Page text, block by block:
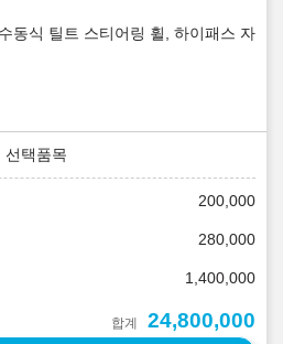
동식 틸트 스티어링 휠, 하이패스 자
200,000
280,000
1,400,000
합계 24,800,000